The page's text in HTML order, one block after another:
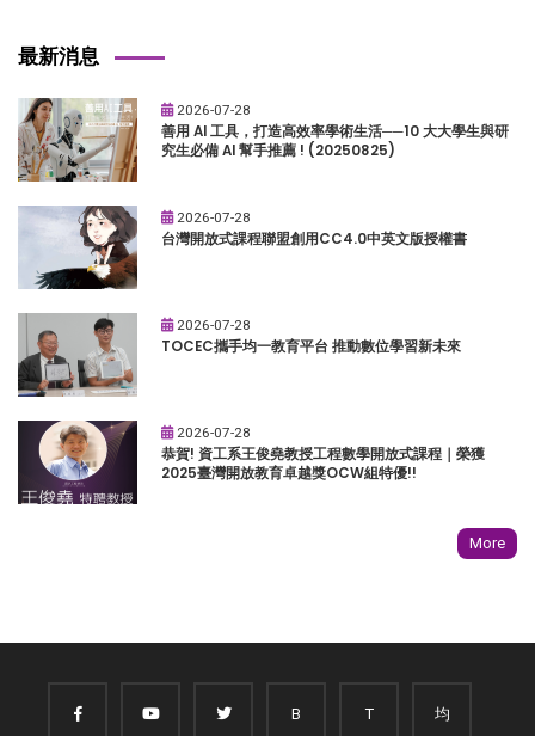
最新消息
2026-07-28
善用 AI 工具，打造高效率學術生活──10 大大學生與研
究生必備 AI 幫手推薦 ! (20250825)
2026-07-28
台灣開放式課程聯盟創用CC4.0中英文版授權書
2026-07-28
TOCEC攜手均一教育平台 推動數位學習新未來
2026-07-28
恭賀! 資工系王俊堯教授工程數學開放式課程｜榮獲
2025臺灣開放教育卓越獎OCW組特優!!
More
B T 均